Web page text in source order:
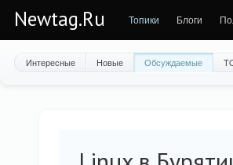
Newtag.Ru Топики Блоги
Интересные Новые Обсуждаемые